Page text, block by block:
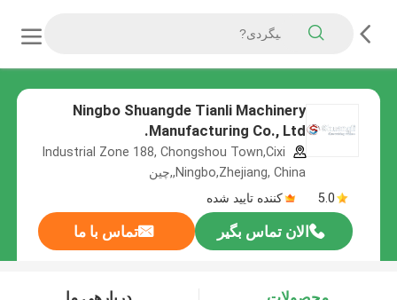
Ningbo Shuangde Tianli Machinery
Manufacturing Co., Ltd.
Industrial Zone 188, Chongshou Town,Cixi
,Ningbo,Zhejiang, China,چین
5.0
کننده تایید شده
الان تماس بگیر تماس با ما